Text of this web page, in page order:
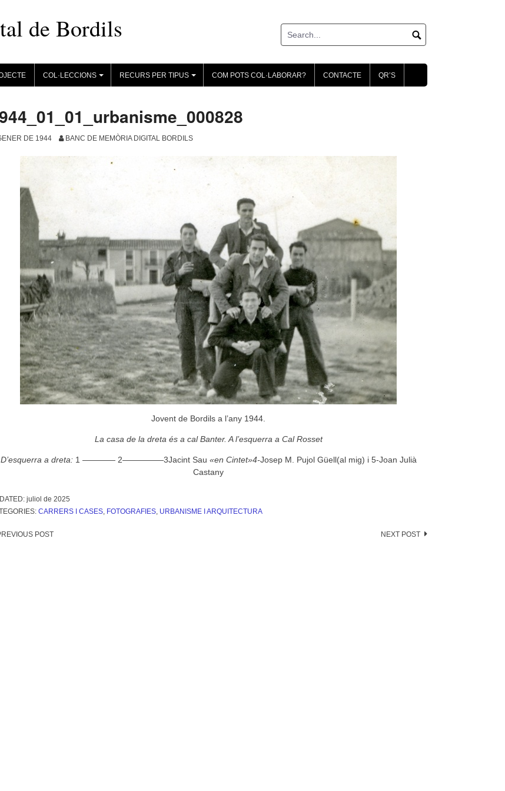
de Bordils
+
COL·LECCIONS
+
RECURS PER TIPUS COM POTS COL·LABORAR? CONTACTE QR’S
DE 1944 BANC DE MEMÒRIA DIGITAL BORDILS
Jovent de Bordils a l’any 1944.
La casa de la dreta és a cal Banter. A l’esquerra a Cal Rosset
D’esquerra a dreta: 1 ———— 2—————3Jacint Sau «en Cintet»4-Josep M. Pujol Güell(al mig) i 5-Joan Julià
Castany
juliol de 2025
CARRERS I CASES, FOTOGRAFIES, URBANISME I ARQUITECTURA
POST NEXT POST